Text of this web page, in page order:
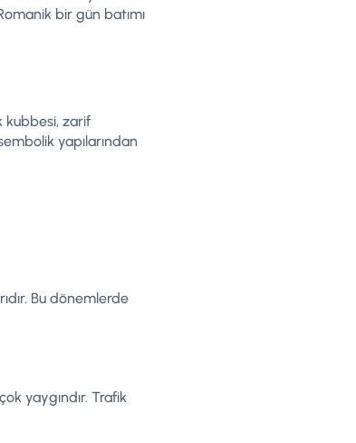
bir gün batımı
kubbesi, zarif
yapılarından
Bu dönemlerde
yaygındır. Trafik